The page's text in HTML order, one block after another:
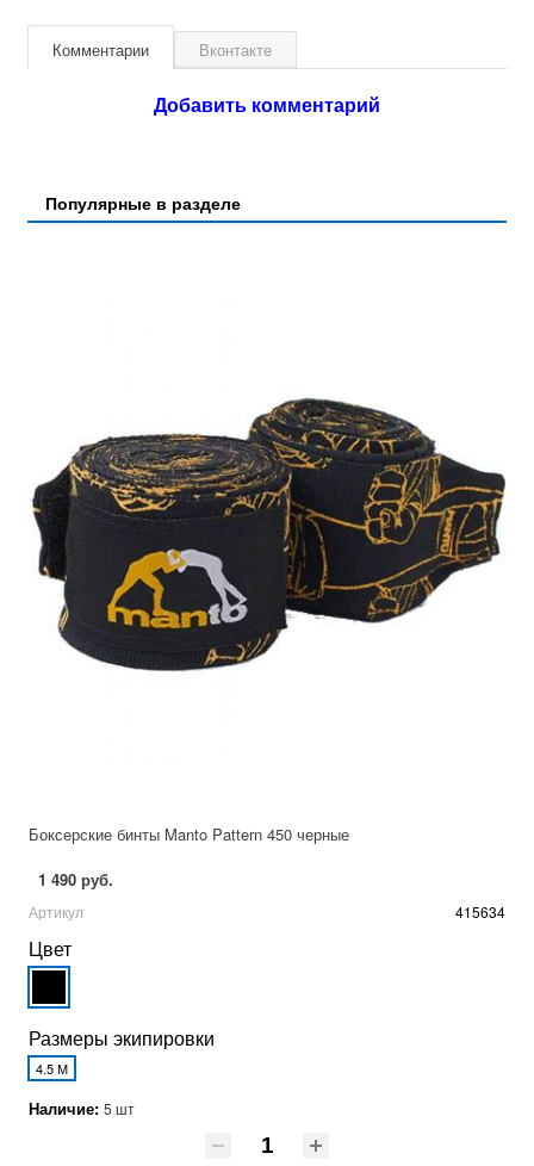
Комментарии Вконтакте
Добавить комментарий
Популярные в разделе
Боксерские бинты Manto Pattern 450 черные
1 490 руб.
Артикул 415634
Цвет
Размеры экипировки
4.5 М
Наличие: 5 шт